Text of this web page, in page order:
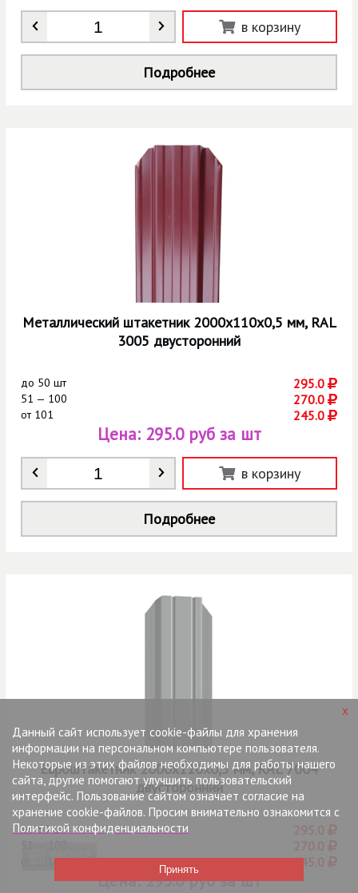
ФИЛЬТР
Количество в корзину
Подробнее
Металлический штакетник 2000х110х0,5 мм, RAL
3005 двусторонний
до 50 шт 295.0
51 — 100 270.0
от101 245.0
Количество
Цена: 295.0 руб за шт
в корзину
Подробнее
Евроштакетник 2000х110х0,5 мм, RAL 7004
двусторонний
до50 шт 295.0
51 — 100 270.0
от 245.0
Цена:295.0 руб за шт
Данный сайт использует cookie-файлы для хранения
информации на персональном компьютере пользователя.
Некоторые из этих файлов необходимы для работы нашего
сайта, другие помогают улучшить пользовательский
интерфейс. Пользование сайтом означает согласие на
хранение cookie-файлов. Просим внимательно ознакомится с
Политикой конфиденциальности
x